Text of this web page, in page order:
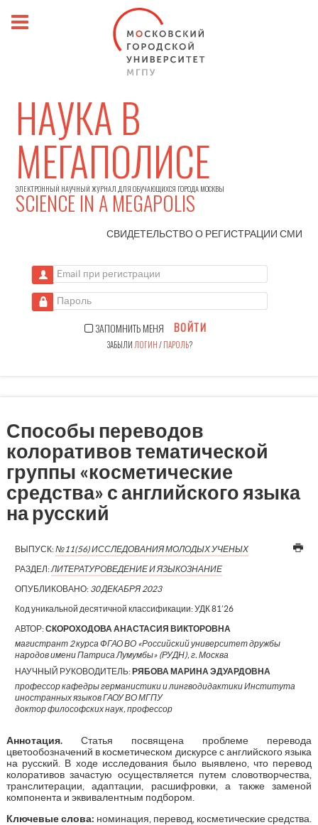
НАУКА В
МЕГАПОЛИСЕ
ЭЛЕКТРОННЫЙ НАУЧНЫЙ ЖУРНАЛ ДЛЯ ОБУЧАЮЩИХСЯ ГОРОДА МОСКВЫ
SCIENCE IN A MEGAPOLIS
СВИДЕТЕЛЬСТВО О РЕГИСТРАЦИИСМИ
Email при регистрации
Пароль
ЗАПОМНИТЬ МЕНЯ ВОЙТИ
ЗАБЫЛИ ЛОГИН/ПАРОЛЬ?
Способы переводов
колоративов тематической
группы «косметические
средства» с английского языка
на русский
ВЫПУСК:№11(56) ИССЛЕДОВАНИЯ МОЛОДЫХ УЧЕНЫХ
РАЗДЕЛ:ЛИТЕРАТУРОВЕДЕНИЕ И ЯЗЫКОЗНАНИЕ
ОПУБЛИКОВАНО: 30 ДЕКАБРЯ 2023
Код уникальной десятичной классификации:УДК 81’26
АВТОР:СКОРОХОДОВА АНАСТАСИЯ ВИКТОРОВНА
магистрант 2 курса ФГАО ВО «Российский университет дружбы
народов имени Патриса Лумумбы» (РУДН), г. Москва
НАУЧНЫЙ РУКОВОДИТЕЛЬ:РЯБОВА МАРИНА ЭДУАРДОВНА
профессор кафедры германистики и лингводидактики Института
иностранных языков ГАОУ ВО МГПУ
доктор философских наук, профессор
Аннотация. Статья посвящена проблеме перевода
цветообозначений в косметическом дискурсе с английского языка
на русский. В ходе исследования было выявлено, что перевод
колоративов зачастую осуществляется путем словотворчества,
транслитерации, адаптации, расшифровки, а также заменой
компонента и эквивалентным подбором.
Ключевые слова: номинация, перевод, косметические средства.